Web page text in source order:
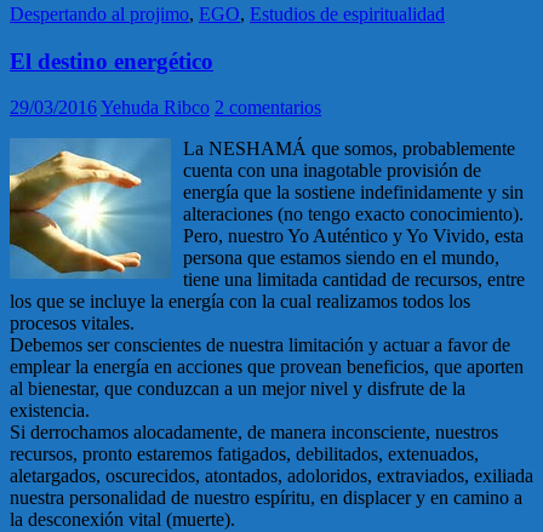
Despertando al projimo, EGO, Estudios de espiritualidad
El destino energético
29/03/2016Yehuda Ribco 2 comentarios
La NESHAMÁ que somos, probablemente
cuenta con una inagotable provisión de
energía que la sostiene indefinidamente y sin
alteraciones (no tengo exacto conocimiento).
Pero, nuestro Yo Auténtico y Yo Vivido, esta
persona que estamos siendo en el mundo,
tiene una limitada cantidad de recursos, entre
los que se incluye la energía con la cual realizamos todos los
procesos vitales.
Debemos ser conscientes de nuestra limitación y actuar a favor de
emplear la energía en acciones que provean beneficios, que aporten
al bienestar, que conduzcan a un mejor nivel y disfrute de la
existencia.
Si derrochamos alocadamente, de manera inconsciente, nuestros
recursos, pronto estaremos fatigados, debilitados, extenuados,
aletargados, oscurecidos, atontados, adoloridos, extraviados, exiliada
nuestra personalidad de nuestro espíritu, en displacer y en camino a
la desconexión vital (muerte).